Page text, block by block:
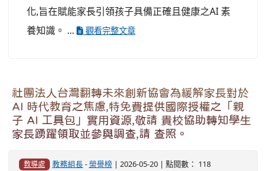
化,旨在賦能家長引領孩子具備正確且健康之AI 素
養知識。 ...
觀看完整文章
社團法人台灣翻轉未來創新協會為緩解家長對於
AI 時代教育之焦慮,特免費提供國際授權之「親
子 AI 工具包」實用資源,敬請 貴校協助轉知學生
家長踴躍領取並參與調查,請 查照。
教導處 教務組長-榮譽榜| 2026-05-20 | 點閱數： 118